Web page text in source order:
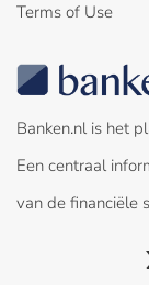
Terms of Use
Banken.nl is het
Een centraal
van de financiële